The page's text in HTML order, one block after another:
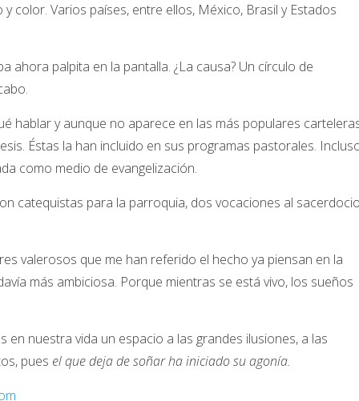
color. Varios países, entre ellos, México, Brasil y Estados
ahora palpita en la pantalla. ¿La causa? Un círculo de
hablar y aunque no aparece en las más populares
Éstas la han incluido en sus programas pastorales.
como medio de evangelización.
catequistas para la parroquia, dos vocaciones al
valerosos que me han referido el hecho ya piensan en la
más ambiciosa. Porque mientras se está vivo, los sueños
en nuestra vida un espacio a las grandes ilusiones, a las
pues el que deja de soñar ha iniciado su agonía.